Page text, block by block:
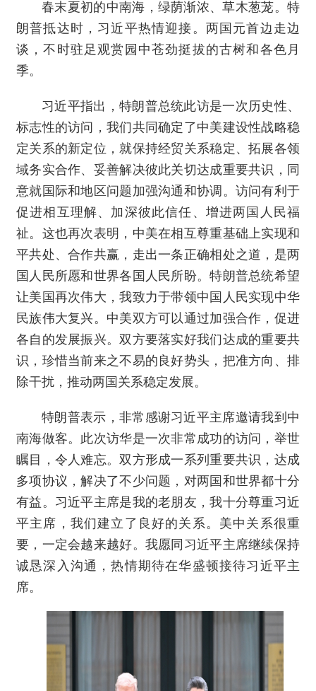
春末夏初的中南海，绿荫渐浓、草木葱茏。特
朗普抵达时，习近平热情迎接。两国元首边走边
谈，不时驻足观赏园中苍劲挺拔的古树和各色月
季。
习近平指出，特朗普总统此访是一次历史性、
标志性的访问，我们共同确定了中美建设性战略稳
定关系的新定位，就保持经贸关系稳定、拓展各领
域务实合作、妥善解决彼此关切达成重要共识，同
意就国际和地区问题加强沟通和协调。访问有利于
促进相互理解、加深彼此信任、增进两国人民福
祉。这也再次表明，中美在相互尊重基础上实现和
平共处、合作共赢，走出一条正确相处之道，是两
国人民所愿和世界各国人民所盼。特朗普总统希望
让美国再次伟大，我致力于带领中国人民实现中华
民族伟大复兴。中美双方可以通过加强合作，促进
各自的发展振兴。双方要落实好我们达成的重要共
识，珍惜当前来之不易的良好势头，把准方向、排
除干扰，推动两国关系稳定发展。
特朗普表示，非常感谢习近平主席邀请我到中
南海做客。此次访华是一次非常成功的访问，举世
瞩目，令人难忘。双方形成一系列重要共识，达成
多项协议，解决了不少问题，对两国和世界都十分
有益。习近平主席是我的老朋友，我十分尊重习近
平主席，我们建立了良好的关系。美中关系很重
要，一定会越来越好。我愿同习近平主席继续保持
诚恳深入沟通，热情期待在华盛顿接待习近平主
席。